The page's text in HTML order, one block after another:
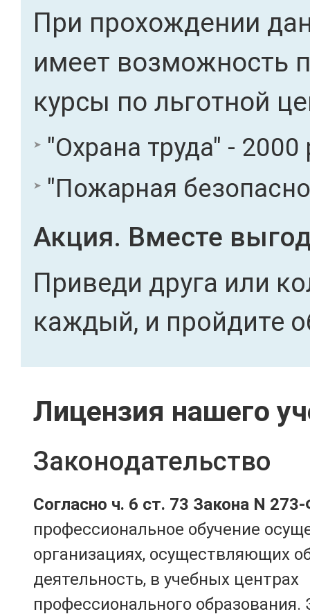
При прохождении
имеет возможность
курсы по льготной
"Охрана труда" - 2000
"Пожарная
Акция. Вместе
Приведи друга или
каждый, и пройдите
Лицензия нашего
Законодательство
Согласно ч. 6 ст. 73 Закона N
профессиональное обучение
организациях, осуществляющих
деятельность, в учебных центрах
профессионального образования.